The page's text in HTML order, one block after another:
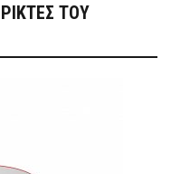
ΤΟΥ